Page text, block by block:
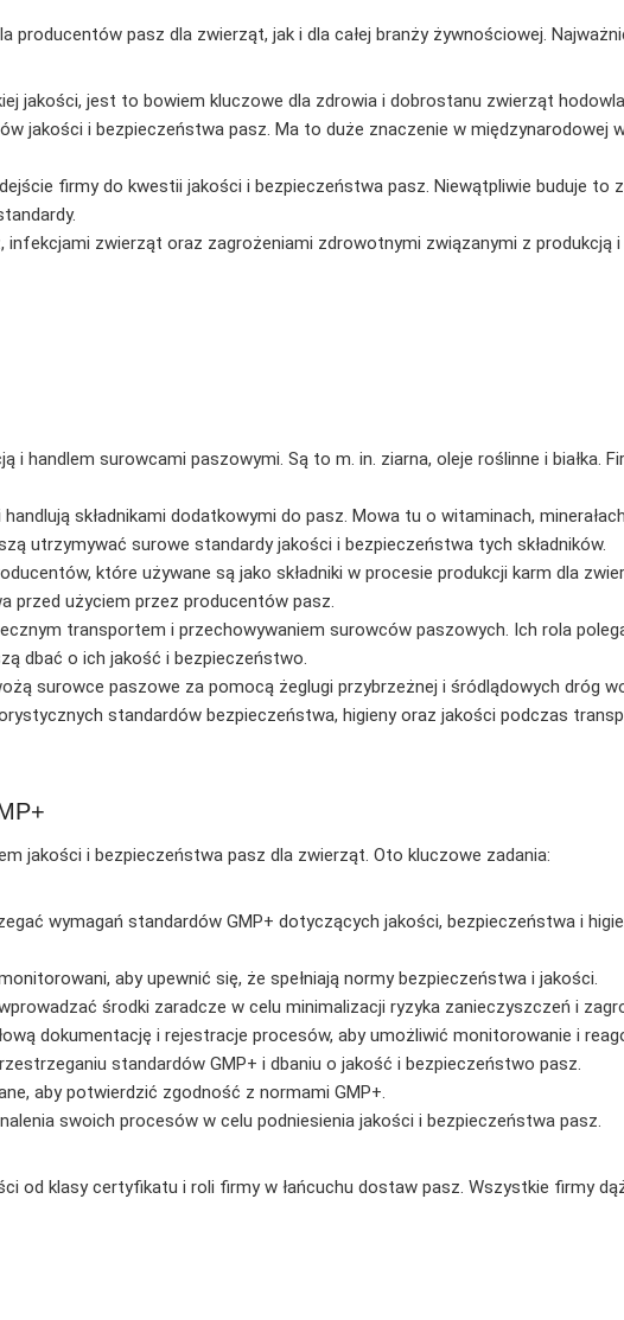
pasz dla zwierząt, jak i dla całej branży żywnościowej.
jakości, jest to bowiem kluczowe dla zdrowia i dobrostanu zwierząt
jakości i bezpieczeństwa pasz. Ma to duże znaczenie w międzynarodowej
firmy do kwestii jakości i bezpieczeństwa pasz. Niewątpliwie buduje to
zwierząt oraz zagrożeniami zdrowotnymi związanymi z produkcją
i handlem surowcami paszowymi. Są to m. in. ziarna, oleje roślinne i białka.
składnikami dodatkowymi do pasz. Mowa tu o witaminach,
utrzymywać surowe standardy jakości i bezpieczeństwa tych składników.
które używane są jako składniki w procesie produkcji karm dla
przed użyciem przez producentów pasz.
transportem i przechowywaniem surowców paszowych. Ich rola
dbać o ich jakość i bezpieczeństwo.
surowce paszowe za pomocą żeglugi przybrzeżnej i śródlądowych dróg
standardów bezpieczeństwa, higieny oraz jakości podczas
jakości i bezpieczeństwa pasz dla zwierząt. Oto kluczowe zadania:
wymagań standardów GMP+ dotyczących jakości, bezpieczeństwa i
aby upewnić się, że spełniają normy bezpieczeństwa i jakości.
środki zaradcze w celu minimalizacji ryzyka zanieczyszczeń i
dokumentację i rejestracje procesów, aby umożliwić monitorowanie i
standardów GMP+ i dbaniu o jakość i bezpieczeństwo pasz.
aby potwierdzić zgodność z normami GMP+.
swoich procesów w celu podniesienia jakości i bezpieczeństwa pasz.
od klasy certyfikatu i roli firmy w łańcuchu dostaw pasz. Wszystkie firmy